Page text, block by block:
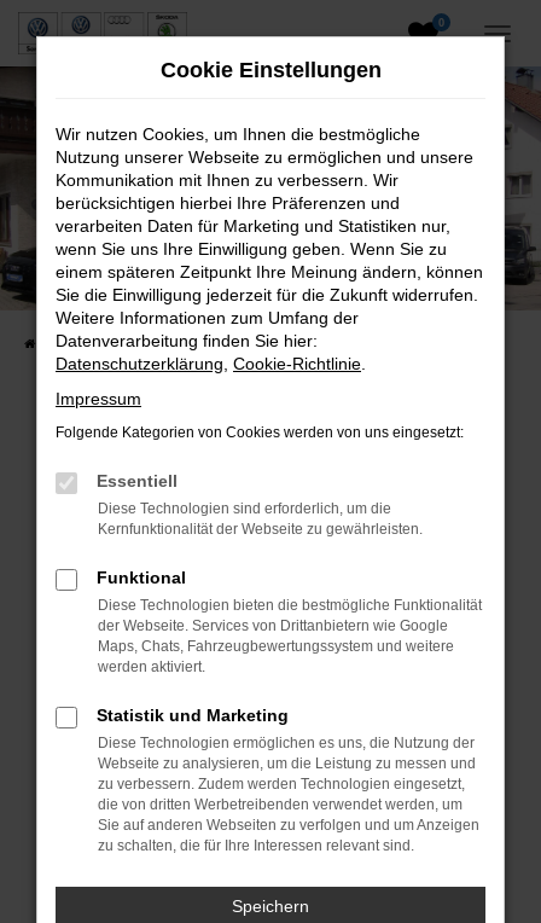
Zum
0
Neuwagen und Gebrauchtwagen
VW, VW Nutzfahrzeuge, Audi & Skoda
Startseite Fahrzeuge Fahrzeugsuche
Beim Laden ist ein Fehler aufgetreten.
Hier sind ein paar Tipps, die dir helfen können:
Überprüfe deine Firewall und deine
Internetverbindung.
Laden andere Webseiten, zum Beispiel deine
Suchmaschine?
Manche Erweiterungen, wie Werbeblocker,
können das Laden bestimmter Seiten
verhindern. Funktioniert die Seite in einem
anderen Browser oder in einem privaten
Fenster?
Starte dein Gerät neu.
Das kann manchmal helfen, vorübergehende
Probleme zu beheben.
Cookie Einstellungen
Wir nutzen Cookies, um Ihnen die bestmögliche
Nutzung unserer Webseite zu ermöglichen und unsere
Kommunikation mit Ihnen zu verbessern. Wir
berücksichtigen hierbei Ihre Präferenzen und
verarbeiten Daten für Marketing und Statistiken nur,
wenn Sie uns Ihre Einwilligung geben. Wenn Sie zu
einem späteren Zeitpunkt Ihre Meinung ändern, können
Sie die Einwilligung jederzeit für die Zukunft widerrufen.
Weitere Informationen zum Umfang der
Datenverarbeitung finden Sie hier:
Datenschutzerklärung Cookie-Richtlinie
Impressum
Folgende Kategorien von Cookies werden von uns eingesetzt:
Essentiell
Diese Technologien sind erforderlich, um die
Kernfunktionalität der Webseite zu gewährleisten.
Funktional
Diese Technologien bieten die bestmögliche Funktionalität
der Webseite. Services von Drittanbietern wie Google
Maps, Chats, Fahrzeugbewertungssystem und weitere
werden aktiviert.
Statistik und Marketing
Diese Technologien ermöglichen es uns, die Nutzung der
Webseite zu analysieren, um die Leistung zu messen und
zu verbessern. Zudem werden Technologien eingesetzt,
die von dritten Werbetreibenden verwendet werden, um
Sie auf anderen Webseiten zu verfolgen und um Anzeigen
zu schalten, die für Ihre Interessen relevant sind.
Speichern